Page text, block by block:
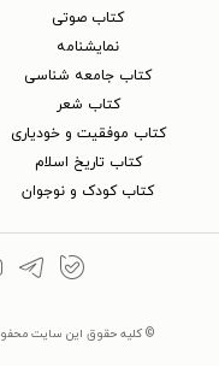
کتاب‌ صوتی
نمایشنامه
کتاب جامعه شناسی
کتاب شعر
کتاب موفقیت و خودیاری
کتاب تاریخ اسلام
کتاب کودک و نوجوان
© کلیه حقوق این سایت